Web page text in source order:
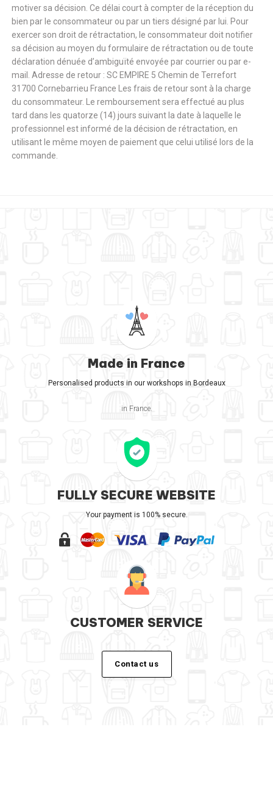
motiver sa décision. Ce délai court à compter de la réception du
bien par le consommateur ou par un tiers désigné par lui. Pour
exercer son droit de rétractation, le consommateur doit notifier
sa décision au moyen du formulaire de rétractation ou de toute
déclaration dénuée d’ambiguïté envoyée par courrier ou par e-
mail. Adresse de retour : SC EMPIRE 5 Chemin de Terrefort
31700 Cornebarrieu France Les frais de retour sont à la charge
du consommateur. Le remboursement sera effectué au plus
tard dans les quatorze (14) jours suivant la date à laquelle le
professionnel est informé de la décision de rétractation, en
utilisant le même moyen de paiement que celui utilisé lors de la
commande.
Made in France
Personalised products in our workshops in Bordeaux
in France.
FULLY SECURE WEBSITE
Your payment is 100% secure.
CUSTOMER SERVICE
Contact us